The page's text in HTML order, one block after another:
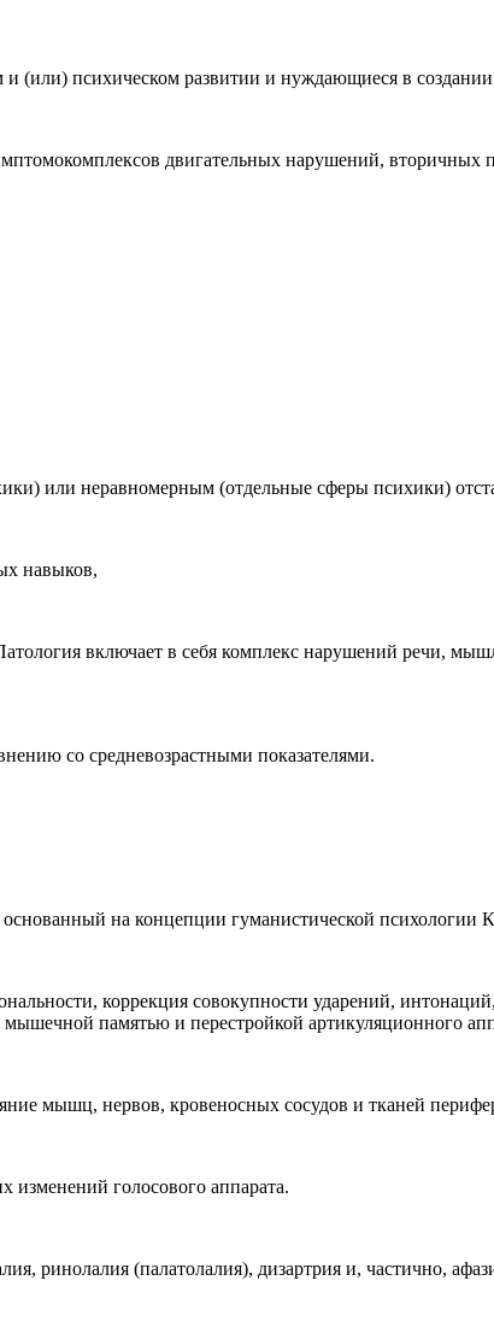
психическом развитии и нуждающиеся в
двигательных нарушений,
или неравномерным (отдельные сферы психики)
навыков,
включает в себя комплекс нарушений речи,
со средневозрастными показателями.
на концепции гуманистической психологии
коррекция совокупности ударений,
памятью и перестройкой артикуляционного
мышц, нервов, кровеносных сосудов и тканей
изменений голосового аппарата.
ринолалия (палатолалия), дизартрия и, частично,